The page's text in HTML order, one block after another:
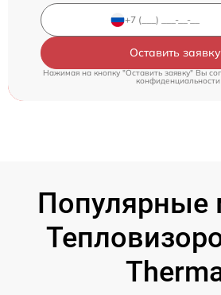
Оставить заявку
Нажимая на кнопку "Оставить заявку" Вы
конфиденциальности
Популярные